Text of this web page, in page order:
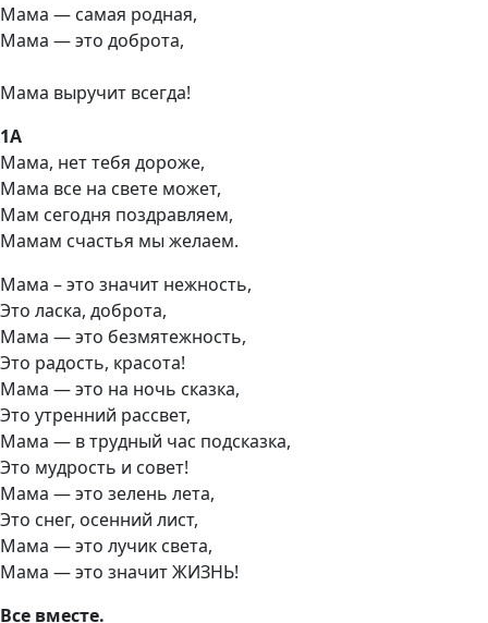
Мама — самая родная,
Мама — это доброта,
Мама выручит всегда!
1А
Мама, нет тебя дороже,
Мама все на свете может,
Мам сегодня поздравляем,
Мамам счастья мы желаем.
Мама – это значит нежность,
Это ласка, доброта,
Мама — это безмятежность,
Это радость, красота!
Мама — это на ночь сказка,
Это утренний рассвет,
Мама — в трудный час подсказка,
Это мудрость и совет!
Мама — это зелень лета,
Это снег, осенний лист,
Мама — это лучик света,
Мама — это значит ЖИЗНЬ!
Все вместе.